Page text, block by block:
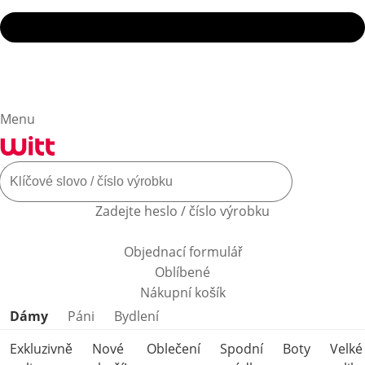
Menu
Zadejte heslo / číslo výrobku
Objednací formulář
Oblíbené
Nákupní košík
Přeskočit kategorie produktů
Dámy Páni
Bydlení
Exkluzivně
Nové
Oblečení
Spodní
Boty
Velké